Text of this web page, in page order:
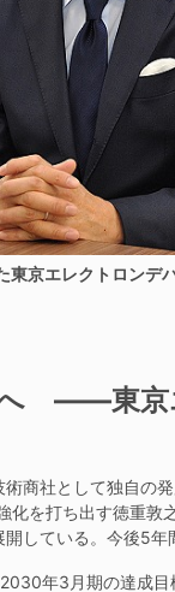
東京エレクトロンデ
へ ——東京
商社として独自の
を打ち出す徳重敦
している。今後5年
年3月期の達成